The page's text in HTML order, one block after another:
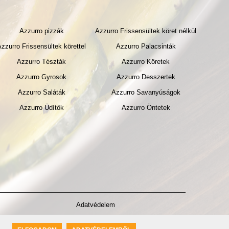
Azzurro pizzák
Azzurro Frissensültek köret nélkül
Frissensültek körettel
Azzurro Palacsinták
Azzurro Tészták
Azzurro Köretek
Azzurro Gyrosok
Azzurro Desszertek
Azzurro Saláták
Azzurro Savanyúságok
Azzurro Üdítők
Azzurro Öntetek
Adatvédelem